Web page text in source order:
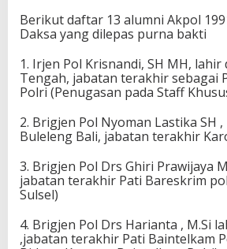
Berikut daftar 13 alumni Akpol
Daksa yang dilepas purna bakti
1. Irjen Pol Krisnandi, SH MH, lahir
Tengah, jabatan terakhir sebagai
Polri (Penugasan pada Staff
2. Brigjen Pol Nyoman Lastika SH ,
Buleleng Bali, jabatan terakhir
3. Brigjen Pol Drs Ghiri Prawijaya
jabatan terakhir Pati Bareskrim
Sulsel)
4. Brigjen Pol Drs Harianta , M.Si
,jabatan terakhir Pati Baintelkam